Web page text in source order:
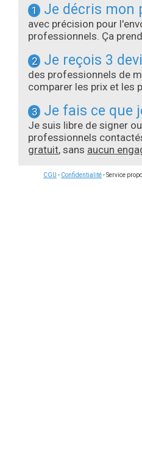
1 Je décris mon
avec précision pour
professionnels. Ça
2 Je reçois 3
des professionnels de
comparer les prix et les
3 Je fais ce que
Je suis libre de signer
professionnels
gratuit, sans aucun
CGU - Confidentialité- Service